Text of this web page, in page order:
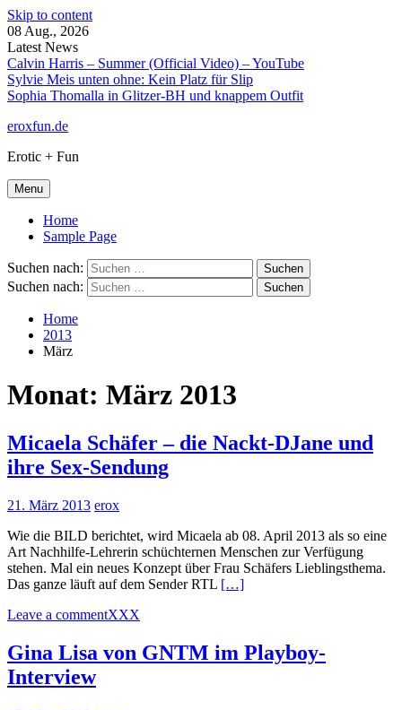
Skip to content
08 Aug., 2026
Latest News
Calvin Harris – Summer (Official Video) – YouTube
Sylvie Meis unten ohne: Kein Platz für Slip
Sophia Thomalla in Glitzer-BH und knappem Outfit
eroxfun.de
Erotic + Fun
Menu
Home
Sample Page
Suchen nach:
Suchen nach:
Home
2013
März
Monat: März 2013
Micaela Schäfer – die Nackt-DJane und
ihre Sex-Sendung
21. März 2013 erox
Wie die BILD berichtet, wird Micaela ab 08. April 2013 als so eine
Art Nachhilfe-Lehrerin schüchternen Menschen zur Verfügung
stehen. Mal ein neues Konzept über Frau Schäfers Lieblingsthema.
Das ganze läuft auf dem Sender RTL […]
Leave a commentXXX
Gina Lisa von GNTM im Playboy-
Interview